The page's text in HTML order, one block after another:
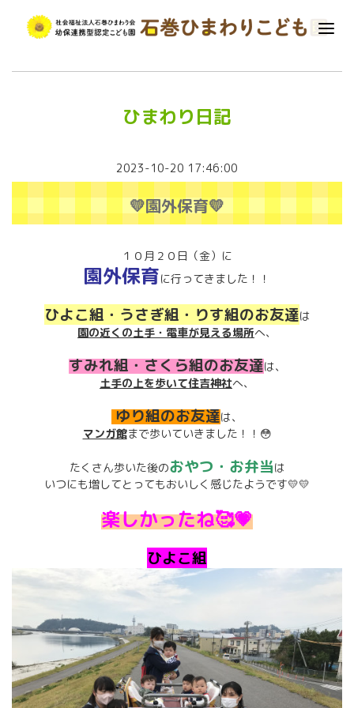
ひまわり日記
2023-10-20 17:46:00
💛園外保育💛
１０月２０日（金）に
園外保育に行ってきました！！
ひよこ組・うさぎ組・りす組のお友達は
園の近くの土手・電車が見える場所へ、
すみれ組・さくら組のお友達は、
土手の上を歩いて住吉神社へ、
ゆり組のお友達は、
マンガ館まで歩いていきました！！😳
たくさん歩いた後のおやつ・お弁当は
いつにも増してとってもおいしく感じたようです💛💛
楽しかったね🥰💗
ひよこ組